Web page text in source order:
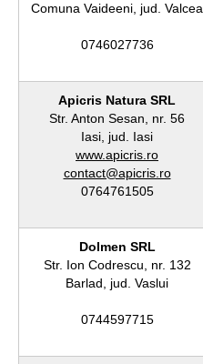
Comuna Vaideeni, jud. Valcea
0746027736
Apicris Natura SRL
Str. Anton Sesan, nr. 56
Iasi, jud. Iasi
www.apicris.ro
contact@apicris.ro
0764761505
Dolmen SRL
Str. Ion Codrescu, nr. 132
Barlad, jud. Vaslui
0744597715